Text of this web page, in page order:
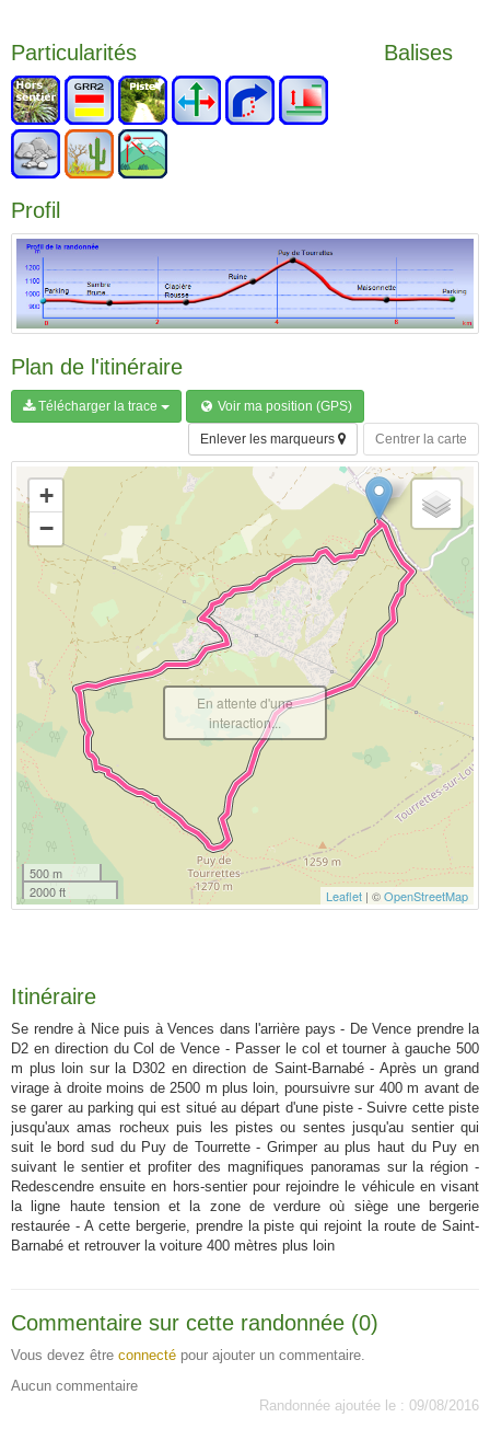
Particularités Balises
Profil
Plan de l'itinéraire
Télécharger la trace Voir ma position (GPS)
Centrer la carte
Enlever les marqueurs
+
−
500 m
2000 ft
Leaflet | ©OpenStreetMap
En attente d'une
interaction...
Itinéraire
Se rendre à Nice puis à Vences dans l'arrière pays - De Vence prendre la
D2 en direction du Col de Vence - Passer le col et tourner à gauche 500
m plus loin sur la D302 en direction de Saint-Barnabé - Après un grand
virage à droite moins de 2500 m plus loin, poursuivre sur 400 m avant de
se garer au parking qui est situé au départ d'une piste - Suivre cette piste
jusqu'aux amas rocheux puis les pistes ou sentes jusqu'au sentier qui
suit le bord sud du Puy de Tourrette - Grimper au plus haut du Puy en
suivant le sentier et profiter des magnifiques panoramas sur la région -
Redescendre ensuite en hors-sentier pour rejoindre le véhicule en visant
la ligne haute tension et la zone de verdure où siège une bergerie
restaurée - A cette bergerie, prendre la piste qui rejoint la route de Saint-
Barnabé et retrouver la voiture 400 mètres plus loin
Commentaire sur cette randonnée (0)
Vous devez être connecté pour ajouter un commentaire.
Aucun commentaire
Randonnée ajoutée le : 09/08/2016